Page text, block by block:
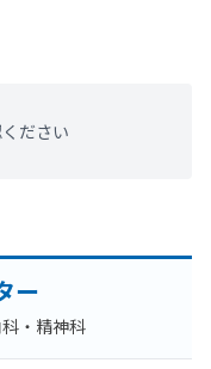
ださい
ー
・精神科